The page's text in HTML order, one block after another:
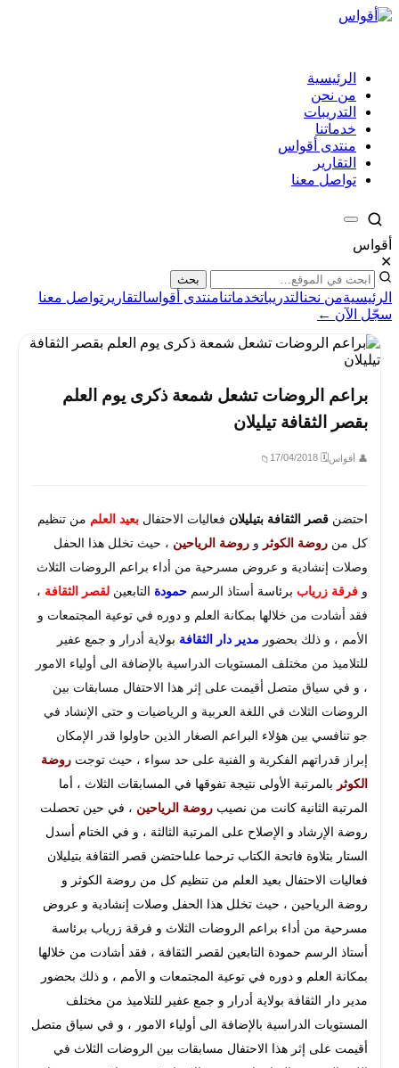
الرئيسية
من نحن
التدريبات
خدماتنا
منتدى أقواس
التقارير
تواصل معنا
أقواس
✕
بحث
الرئيسيةمن نحنالتدريباتخدماتنامنتدى أقواسالتقارير تواصل معنا
سجّل الآن ←
براعم الروضات تشعل شمعة ذكرى يوم العلم
بقصر الثقافة تيليلان
👤 أقواس🗓 17/04/2018
📁
احتضن قصر الثقافة بتيليلان فعاليات الاحتفال بعيد العلم من تنظيم
كل من روضة الكوثر و روضة الرياحين ، حيث تخلل هذا الحفل
وصلات إنشادية و عروض مسرحية من أداء براعم الروضات الثلاث
و فرقة زرياب برئاسة أستاذ الرسم حمودة التابعين لقصر الثقافة ،
فقد أشادت من خلالها بمكانة العلم و دوره في توعية المجتمعات و
الأمم ، و ذلك بحضور مدير دار الثقافة بولاية أدرار و جمع عفير
للتلاميذ من مختلف المستويات الدراسية بالإضافة الى أولياء الامور
، و في سياق متصل أقيمت على إثر هذا الاحتفال مسابقات بين
الروضات الثلاث في اللغة العربية و الرياضيات و حتى الإنشاد في
جو تنافسي بين هؤلاء البراعم الصغار الذين حاولوا قدر الإمكان
إبراز قدراتهم الفكرية و الفنية على حد سواء ، حيث توجت روضة
الكوثر بالمرتبة الأولى نتيجة تفوقها في المسابقات الثلاث ، أما
المرتبة الثانية كانت من نصيب روضة الرياحين ، في حين تحصلت
روضة الإرشاد و الإصلاح على المرتبة الثالثة ، و في الختام أسدل
الستار بتلاوة فاتحة الكتاب ترحما علىاحتضن قصر الثقافة بتيليلان
فعاليات الاحتفال بعيد العلم من تنظيم كل من روضة الكوثر و
روضة الرياحين ، حيث تخلل هذا الحفل وصلات إنشادية و عروض
مسرحية من أداء براعم الروضات الثلاث و فرقة زرياب برئاسة
أستاذ الرسم حمودة التابعين لقصر الثقافة ، فقد أشادت من خلالها
بمكانة العلم و دوره في توعية المجتمعات و الأمم ، و ذلك بحضور
مدير دار الثقافة بولاية أدرار و جمع عفير للتلاميذ من مختلف
المستويات الدراسية بالإضافة الى أولياء الامور ، و في سياق متصل
أقيمت على إثر هذا الاحتفال مسابقات بين الروضات الثلاث في